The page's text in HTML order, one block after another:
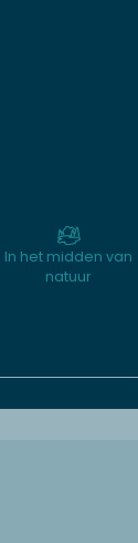
In het midden van
natuur